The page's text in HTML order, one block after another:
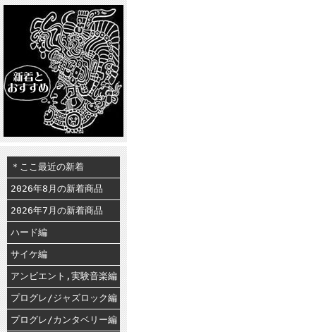
＊ここ最近の新着
2026年8月の新着商品
2026年7月の新着商品
ハード編
サイケ編
アンビエント,実験音楽編
プログレ/ジャズロック編
プログレ/カンタベリー編